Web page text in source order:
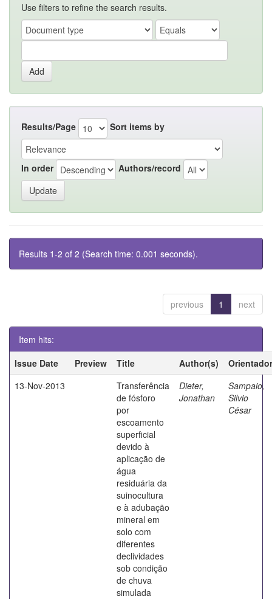
Use filters to refine the search results.
Results/Page Sort items by
In order Authors/record
Results 1-2 of 2 (Search time: 0.001 seconds).
previous 1 next
Item hits:
Issue Date
Preview Title Author(s)
Orientador
13-Nov-2013
Transferência
de fósforo
por
escoamento
superficial
devido à
aplicação de
água
residuária da
suinocultura
e à adubação
mineral em
solo com
diferentes
declividades
sob condição
de chuva
simulada
Dieter,
Jonathan
Sampaio,
Silvio
César